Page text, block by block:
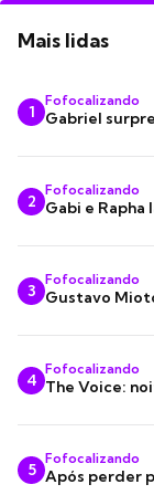
Mais lidas
1
Fofocalizando
Gabriel
2
Fofocalizando
Gabi e
3
Fofocalizando
Gustavo
4
Fofocalizando
The Voice:
5
Fofocalizando
Após perder